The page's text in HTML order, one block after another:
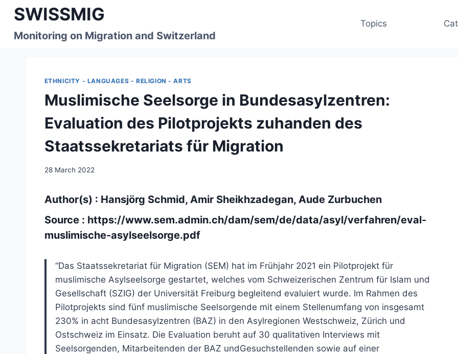
Skip
content
SWISSMIG
Monitoring on Migration and Switzerland
Topics
ETHNICITY - LANGUAGES - RELIGION - ARTS
Muslimische Seelsorge in Bundesasylzentren:
Evaluation des Pilotprojekts zuhanden des
Staatssekretariats für Migration
28 March 2022
Author(s) : Hansjörg Schmid, Amir Sheikhzadegan, Aude Zurbuchen
Source : https://www.sem.admin.ch/dam/sem/de/data/asyl/verfahren/eval-
muslimische-asylseelsorge.pdf
“Das Staatssekretariat für Migration (SEM) hat im Frühjahr 2021 ein Pilotprojekt für
muslimische Asylseelsorge gestartet, welches vom Schweizerischen Zentrum für Islam und
Gesellschaft (SZIG) der Universität Freiburg begleitend evaluiert wurde. Im Rahmen des
Pilotprojekts sind fünf muslimische Seelsorgende mit einem Stellenumfang von insgesamt
230% in acht Bundesasylzentren (BAZ) in den Asylregionen Westschweiz, Zürich und
Ostschweiz im Einsatz. Die Evaluation beruht auf 30 qualitativen Interviews mit
Seelsorgenden, Mitarbeitenden der BAZ undGesuchstellenden sowie auf einer